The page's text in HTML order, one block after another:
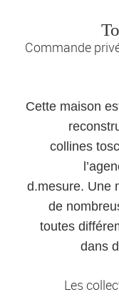
Commande
Cette maison
collines
d.mesure. Une
de
toutes
dans
Les